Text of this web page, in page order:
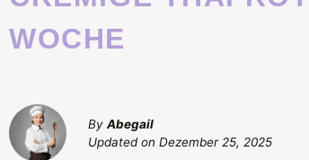
WOCHE
By Abegail
Updated on Dezember 25, 2025